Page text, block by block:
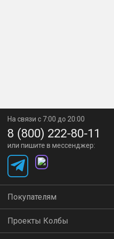
На связи с 7:00 до 20:00
8 (800) 222-80-11
или пишите в мессенджер:
Покупателям
Проекты Колбы